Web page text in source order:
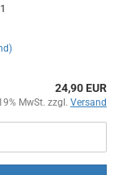
24,90 EUR
MwSt. zzgl. Versand